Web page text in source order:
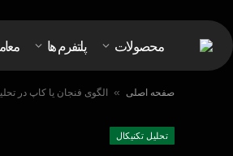
محصولات پلتفرم ها
صفحه اصلی » الگوی فنجان یا کاپ در
تحليل تكنيكال